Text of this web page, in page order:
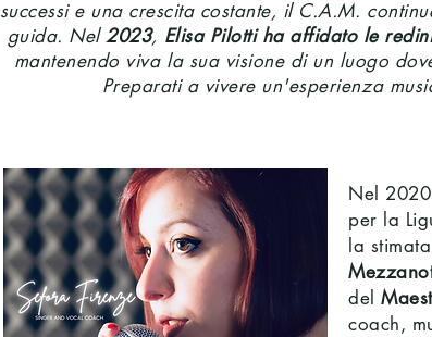
successi e una crescita costante, il C.A.M.
guida. Nel2023, Elisa Pilotti ha affidato le
mantenendo viva la sua visione di un luogo
Preparati a vivere un'esperienza
Nel
per la
la
del
coach,